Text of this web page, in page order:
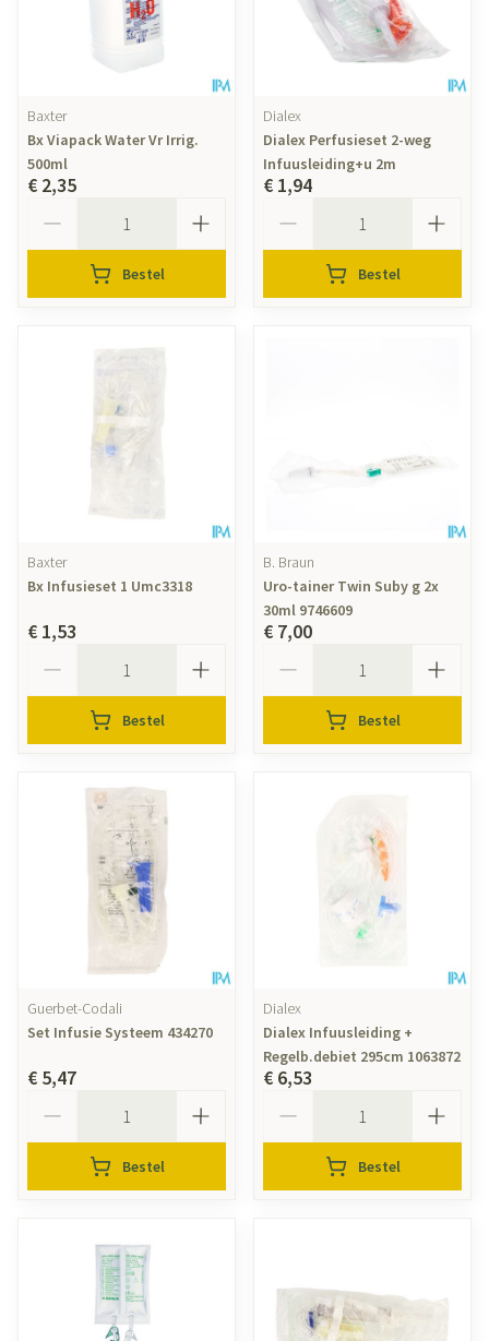
Baxter
Bx Viapack Water Vr Irrig.
500ml
€ 2,35
Bestel
Dialex
Dialex Perfusieset 2-weg
Infuusleiding+u 2m
€ 1,94
Bestel
Baxter
Bx Infusieset 1 Umc3318
€ 1,53
Bestel
B. Braun
Uro-tainer Twin Suby g 2x
30ml 9746609
€ 7,00
Bestel
Guerbet-Codali
Set Infusie Systeem 434270
€ 5,47
Bestel
Dialex
Dialex Infuusleiding +
Regelb.debiet 295cm 1063872
€ 6,53
Bestel